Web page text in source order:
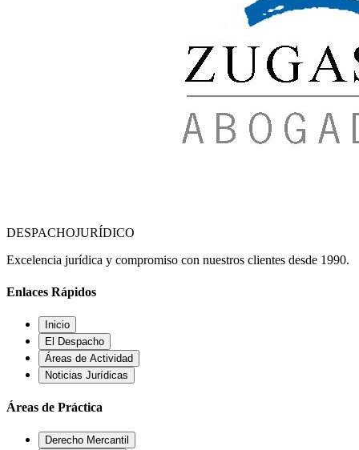
DESPACHOJURÍDICO
Excelencia jurídica y compromiso con nuestros clientes desde 1990.
Enlaces Rápidos
Inicio
El Despacho
Áreas de Actividad
Noticias Jurídicas
Áreas de Práctica
Derecho Mercantil